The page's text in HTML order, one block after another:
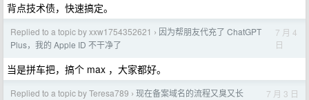
背点技术债，快速搞定。
Replied to a topic by xxw1754352621 › 因为帮朋友代充了 ChatGPT
Plus，我的 Apple ID 不干净了
7 月 4
日
当是拼车把，搞个 max ，大家都好。
Replied to a topic by Teresa789 › 现在备案域名的流程又臭又长 7 月 3 日